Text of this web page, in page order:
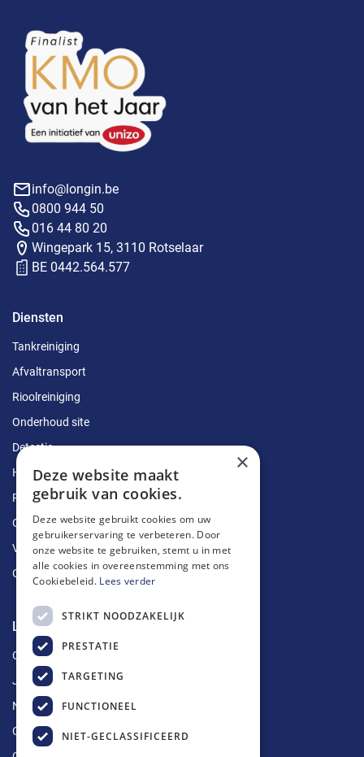
info@longin.be
0800 944 50
016 44 80 20
Wingepark 15, 3110 Rotselaar
BE 0442.564.577
Diensten
Tankreiniging
Afvaltransport
Rioolreiniging
Onderhoud site
Detectie
Herstellingen
Ruimingen
Ontstoppingen
Vetputten
Ontkalking
Longin Service
Over ons
Jobs
Nieuws
Contact
×
Deze website maakt
gebruik van cookies.
Deze website gebruikt cookies om uw
gebruikerservaring te verbeteren. Door
onze website te gebruiken, stemt u in met
alle cookies in overeenstemming met ons
Cookiebeleid. Lees verder
STRIKT NOODZAKELIJK
PRESTATIE
TARGETING
FUNCTIONEEL
NIET-GECLASSIFICEERD